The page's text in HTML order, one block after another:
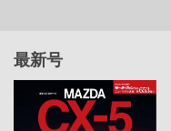
最新号